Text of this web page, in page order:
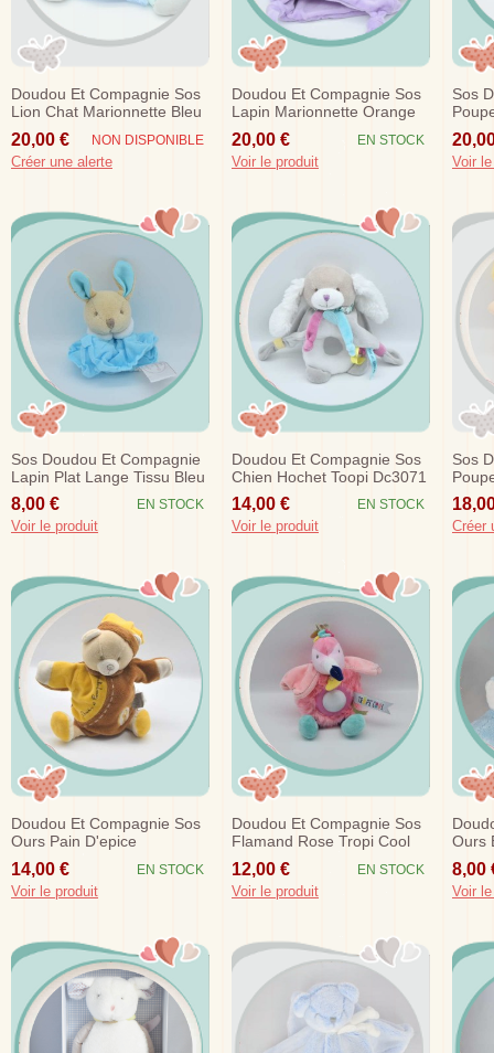
Doudou Et Compagnie Sos
Lion Chat Marionnette Bleu
Artik Cool Dc3328
20,00 € NON DISPONIBLE
Créer une alerte
Doudou Et Compagnie Sos
Lapin Marionnette Orange
Violet Bisous Dc2784
20,00 € EN STOCK
Voir le produit
Sos
Voir
Sos Doudou Et Compagnie
Lapin Plat Lange Tissu Bleu
Mini Dc2357
8,00 € EN STOCK
Voir le produit
Doudou Et Compagnie Sos
Chien Hochet Toopi Dc3071
14,00 € EN STOCK
Voir le produit
Sos
Créer
Doudou Et Compagnie Sos
Ours Pain D'epice
Marionnette Marron Jaune
14,00 € EN STOCK
Voir le produit
Doudou Et Compagnie Sos
Flamand Rose Tropi Cool
Veilleuse
12,00 € EN STOCK
Voir le produit
Ours
8,00
Voir